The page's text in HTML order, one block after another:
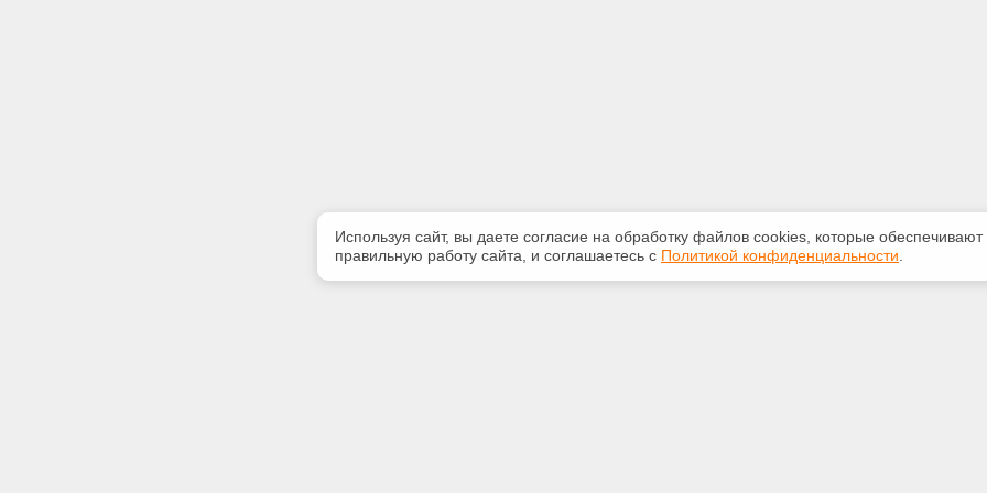
Используя сайт, вы даете согласие на обработку файлов сооkiеs, которые обеспечивают
правильную работу сайта, и соглашаетесь с Политикой конфиденциальности.